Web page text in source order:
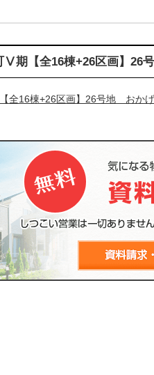
Ⅴ期【全16棟+26区画】26
全16棟+26区画】26号地 おかげ